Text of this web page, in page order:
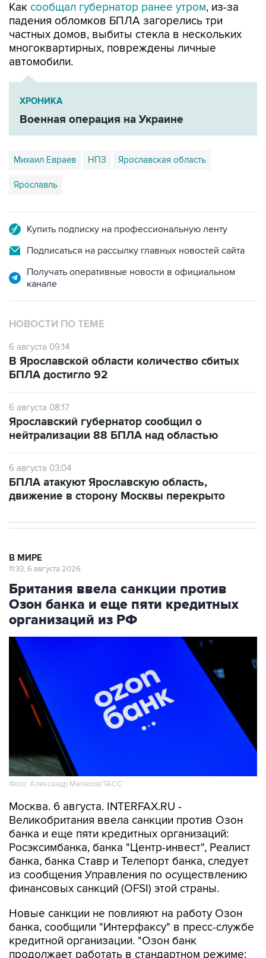
Как сообщал губернатор ранее утром, из-за
падения обломков БПЛА загорелись три
частных домов, выбиты стекла в нескольких
многоквартирных, повреждены личные
автомобили.
ХРОНИКА
Военная операция на Украине
Михаил Евраев НПЗ Ярославская область
Ярославль
Купить подписку на профессиональную ленту
Подписаться на рассылку главных новостей сайта
Получать оперативные новости в официальном
канале
НОВОСТИ ПО ТЕМЕ
6 августа 09:14
В Ярославской области количество сбитых
БПЛА достигло 92
6 августа 08:17
Ярославский губернатор сообщил о
нейтрализации 88 БПЛА над областью
6 августа 03:04
БПЛА атакуют Ярославскую область,
движение в сторону Москвы перекрыто
В МИРЕ
11:33, 6 августа 2026
Британия ввела санкции против
Озон банка и еще пяти кредитных
организаций из РФ
Фото: Александр Мелехов/ТАСС
Москва. 6 августа. INTERFAX.RU -
Великобритания ввела санкции против Озон
банка и еще пяти кредитных организаций:
Росэксимбанка, банка "Центр-инвест", Реалист
банка, банка Ставр и Телепорт банка, следует
из сообщения Управления по осуществлению
финансовых санкций (OFSI) этой страны.
Новые санкции не повлияют на работу Озон
банка, сообщили "Интерфаксу" в пресс-службе
кредитной организации. "Озон банк
продолжает работать в стандартном режиме: